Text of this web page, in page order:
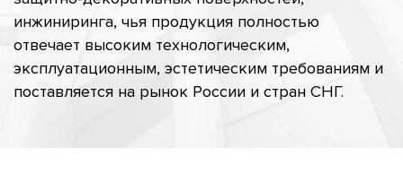
инжиниринга, чья продукция полностью
отвечает высоким технологическим,
эксплуатационным, эстетическим требованиям и
поставляется на рынок России и стран СНГ.